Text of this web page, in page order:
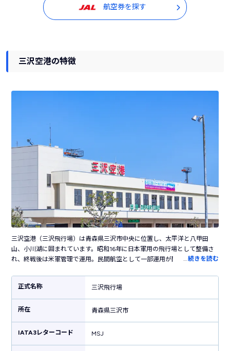
航空券を探す
三沢空港の特徴
三沢空港（三沢飛行場）は青森県三沢市中央に位置し、太平洋と八甲田
山、小川湖に囲まれています。昭和16年に日本軍用の飛行場として整備さ
れ、終戦後は米軍管理で運用。民間航空として一部運用が開始されたのは
ていましたが、同年からは再び共同利用が始まり現在に至ります。そのた
め在日米軍・航空自衛隊・民間航空という3者が共同運用する珍しい空港で
す。三沢空港は国内線JALのみの運航で羽田・丘珠・伊丹の3路線が就航。
三沢市内から空港へのアクセスもよく、青森と主要都市を結ぶ空港として
利便性にも優れています。
続きを読む
正式名称 三沢飛行場
所在 青森県三沢市
IATA3レターコード MSJ